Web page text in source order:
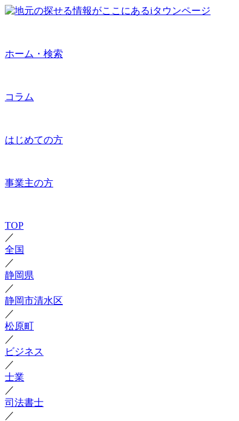
ホーム・検索
コラム
はじめての方
事業主の方
TOP
／
全国
／
静岡県
／
静岡市清水区
／
松原町
／
ビジネス
／
士業
／
司法書士
／